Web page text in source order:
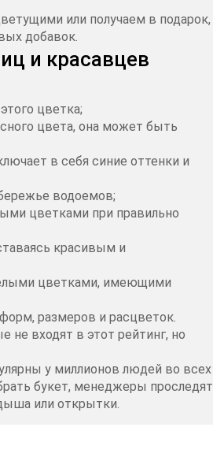
или получаем в подарок,
добавок.
и красавцев
цветка;
цвета, она может быть
в себя синие оттенки и
водоемов;
цветками при правильно
красивым и
цветками, имеющими
размеров и расцветок.
входят в этот рейтинг, но
у миллионов людей во всех
букет, менеджеры проследят
или открытки.